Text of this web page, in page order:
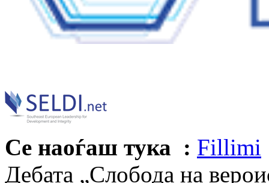
Се наоѓаш тука : Fillimi
Дебата „Слобода на